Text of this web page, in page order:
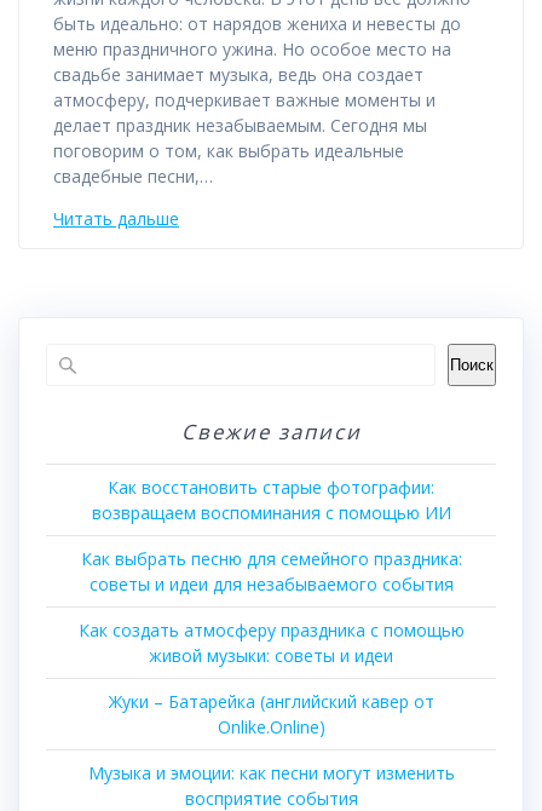
быть идеально: от нарядов жениха и невесты до
меню праздничного ужина. Но особое место на
свадьбе занимает музыка, ведь она создает
атмосферу, подчеркивает важные моменты и
делает праздник незабываемым. Сегодня мы
поговорим о том, как выбрать идеальные
свадебные песни,…
Читать дальше
Поиск
Свежие записи
Как восстановить старые фотографии:
возвращаем воспоминания с помощью ИИ
Как выбрать песню для семейного праздника:
советы и идеи для незабываемого события
Как создать атмосферу праздника с помощью
живой музыки: советы и идеи
Жуки – Батарейка (английский кавер от
Onlike.Online)
Музыка и эмоции: как песни могут изменить
восприятие события